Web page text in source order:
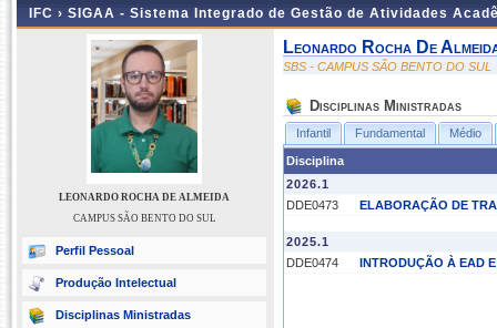
IFC › SIGAA - Sistema Integrado de Gestão de Atividades
LEONARDO ROCHA DE ALMEIDA
CAMPUS SÃO BENTO DO SUL
Perfil Pessoal
Produção Intelectual
Disciplinas Ministradas
Leonardo Rocha De
SBS - CAMPUS SÃO BENTO DO SUL
Disciplinas Ministradas
Infantil Fundamental Médio
Disciplina
2026.1
DDE0473
ELABORAÇÃO DE
2025.1
DDE0474
INTRODUÇÃO À EAD